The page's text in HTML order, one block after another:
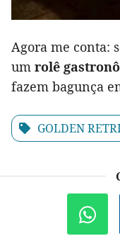
Agora me conta:
um rolê
fazem bagunça
GOLDEN